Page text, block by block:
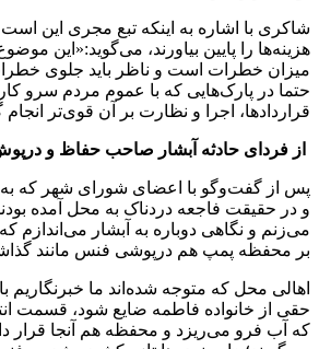
شاکری با اشاره به اینکه تبع مجری این است
هزینه‌ها را پایین بیاورند، می‌گوید:«این
میزان خطرات است و ناظر باید جلوی خطرات
حتما در پارک‌هایی که با عموم مردم سرو کار
قراردادها، اجرا و نظارت بر آن قوی‌تر انجام
از فردای حادثه آبشار صاحب حفاظ و
پس از گفت‌وگو با اعضای شورای شهر که به
و در حقیقت فاجعه دردناک به محل آمده
می‌زنم و نگاهی دوباره به آبشار می‌اندازم
بر محفظه پمپ هم درپوشی فنس مانند
اهالی محل که متوجه شده‌اند ما خبرنگاریم با
حقی از خانواده فاطمه ضایع شود، قسمت
که آب فرو می‌ریزد و محفظه هم آنجا قرار